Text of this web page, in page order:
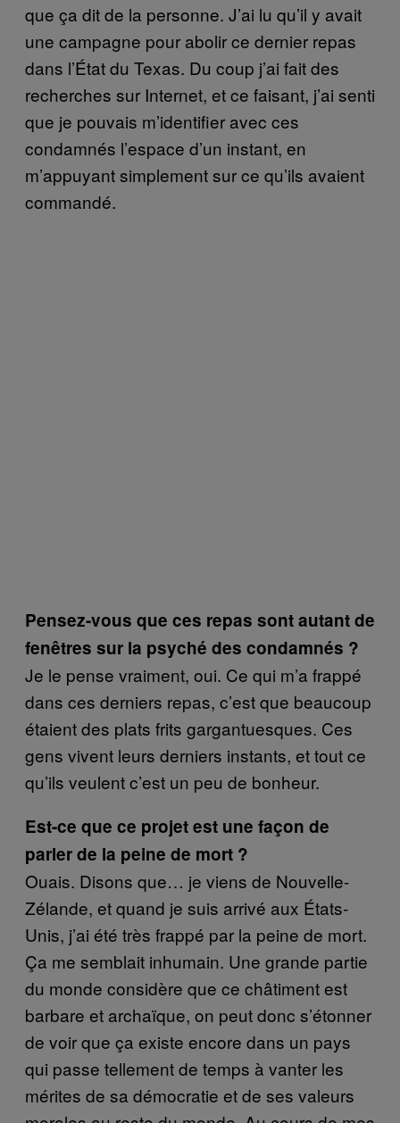
que ça dit de la personne. J’ai lu qu’il y avait
une campagne pour abolir ce dernier repas
dans l’État du Texas. Du coup j’ai fait des
recherches sur Internet, et ce faisant, j’ai senti
que je pouvais m’identifier avec ces
condamnés l’espace d’un instant, en
m’appuyant simplement sur ce qu’ils avaient
commandé.
Pensez-vous que ces repas sont autant de
fenêtres sur la psyché des condamnés ?
Je le pense vraiment, oui. Ce qui m’a frappé
dans ces derniers repas, c’est que beaucoup
étaient des plats frits gargantuesques. Ces
gens vivent leurs derniers instants, et tout ce
qu’ils veulent c’est un peu de bonheur.
Est-ce que ce projet est une façon de
parler de la peine de mort ?
Ouais. Disons que… je viens de Nouvelle-
Zélande, et quand je suis arrivé aux États-
Unis, j’ai été très frappé par la peine de mort.
Ça me semblait inhumain. Une grande partie
du monde considère que ce châtiment est
barbare et archaïque, on peut donc s’étonner
de voir que ça existe encore dans un pays
qui passe tellement de temps à vanter les
mérites de sa démocratie et de ses valeurs